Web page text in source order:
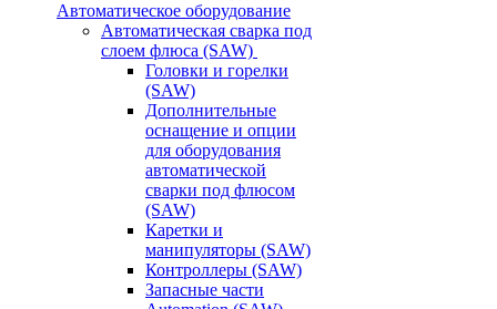
Автоматическое оборудование
Автоматическая сварка под
слоем флюса (SAW)
Головки и горелки
(SAW)
Дополнительные
оснащение и опции
для оборудования
автоматической
сварки под флюсом
(SAW)
Каретки и
манипуляторы (SAW)
Контроллеры (SAW)
Запасные части